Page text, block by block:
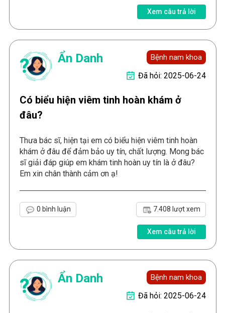
Xem câu trả lời
Ẩn Danh Bệnh nam khoa
Đã hỏi: 2025-06-24
Có biểu hiện viêm tinh hoàn khám ở
đâu?
Thưa bác sĩ, hiện tại em có biểu hiện viêm tinh hoàn
khám ở đâu để đảm bảo uy tín, chất lượng. Mong bác
sĩ giải đáp giúp em khám tinh hoàn uy tín là ở đâu?
Em xin chân thành cảm ơn ạ!
0 bình luận 7.408 lượt xem
Xem câu trả lời
Ẩn Danh Bệnh nam khoa
Đã hỏi: 2025-06-24